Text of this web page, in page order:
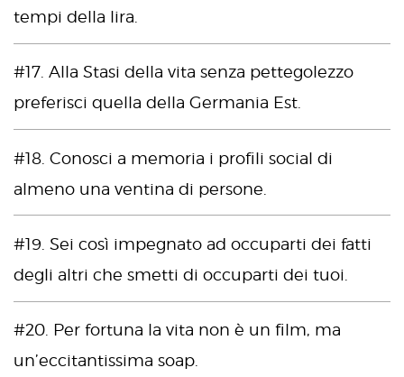
tempi della lira.
#17. Alla Stasi della vita senza pettegolezzo
preferisci quella della Germania Est.
#18. Conosci a memoria i profili social di
almeno una ventina di persone.
#19. Sei così impegnato ad occuparti dei fatti
degli altri che smetti di occuparti dei tuoi.
#20. Per fortuna la vita non è un film, ma
un’eccitantissima soap.